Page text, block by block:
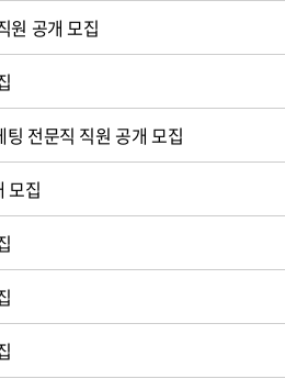
원 공개 모집
전문직 직원 공개 모집
모집